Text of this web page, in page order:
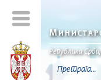
М
Република